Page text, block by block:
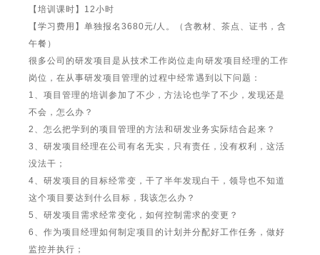
【培训课时】12小时
【学习费用】单独报名3680元/人。（含教材、茶点、证书，含
午餐）
很多公司的研发项目是从技术工作岗位走向研发项目经理的工作
岗位，在从事研发项目管理的过程中经常遇到以下问题：
1、项目管理的培训参加了不少，方法论也学了不少，发现还是
不会，怎么办？
2、怎么把学到的项目管理的方法和研发业务实际结合起来？
3、研发项目经理在公司有名无实，只有责任，没有权利，这活
没法干；
4、研发项目的目标经常变，干了半年发现白干，领导也不知道
这个项目要达到什么目标，我该怎么办？
5、研发项目需求经常变化，如何控制需求的变更？
6、作为项目经理如何制定项目的计划并分配好工作任务，做好
监控并执行；